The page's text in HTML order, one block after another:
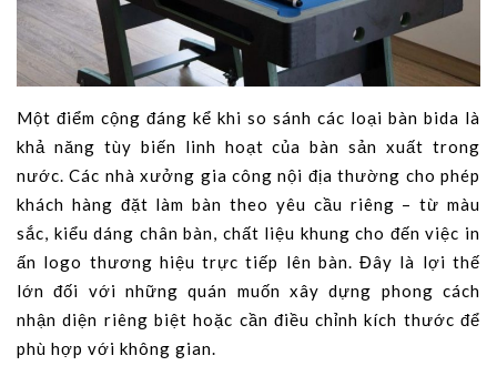
Một điểm cộng đáng kể khi so sánh các loại bàn bida là
khả năng tùy biến linh hoạt của bàn sản xuất trong
nước. Các nhà xưởng gia công nội địa thường cho phép
khách hàng đặt làm bàn theo yêu cầu riêng – từ màu
sắc, kiểu dáng chân bàn, chất liệu khung cho đến việc in
ấn logo thương hiệu trực tiếp lên bàn. Đây là lợi thế
lớn đối với những quán muốn xây dựng phong cách
nhận diện riêng biệt hoặc cần điều chỉnh kích thước để
phù hợp với không gian.